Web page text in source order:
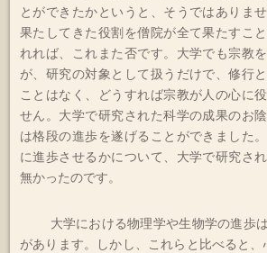
とができたかというと、そうではありま
果たしてきた役割を僧院が全て果たすこ
れれば、これまた否です。大学でも宗教
が、研究の対象として扱うだけで、修行
ことはなく、どうすれば宗教が人の心に
せん。大学で研究された科学の成果のお
は格段の進歩を遂げることができました
に進歩させるかについて、大学で研究さ
無かったのです。
大学における物理学や生物学の進歩
があります。しかし、これらと比べると、